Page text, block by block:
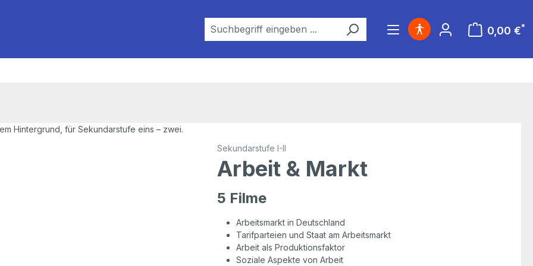
0,00 €*
Warenkorb
Sekundarstufe I-II
Arbeit & Markt
5 Filme
Arbeitsmarkt in Deutschland
Tarifparteien und Staat am Arbeitsmarkt
Arbeit als Produktionsfaktor
Soziale Aspekte von Arbeit